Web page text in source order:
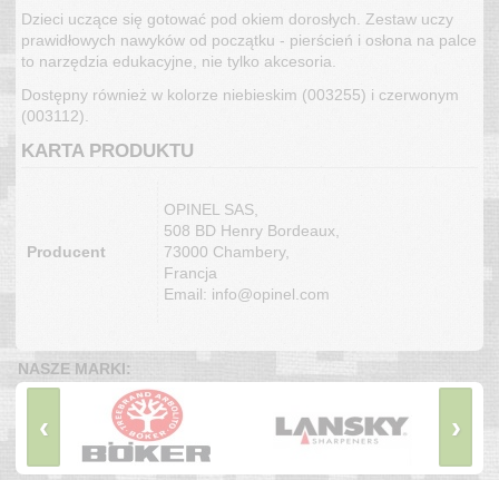
Dzieci uczące się gotować pod okiem dorosłych. Zestaw uczy
prawidłowych nawyków od początku - pierścień i osłona na palce
to narzędzia edukacyjne, nie tylko akcesoria.
Dostępny również w kolorze niebieskim (003255) i czerwonym
(003112).
KARTA PRODUKTU
Producent
OPINEL SAS,
508 BD Henry Bordeaux,
73000 Chambery,
Francja
Email: info@opinel.com
NASZE MARKI:
‹ ›